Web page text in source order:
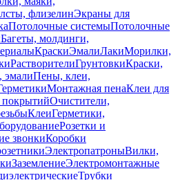
флизелинЭкраны для
Потолочные системыПотолочные
Багеты, молдинги,
КраскиЭмалиЛакиМорилки,
РастворителиГрунтовкиКраски,
эмалиПены, клеи,
Монтажная пенаКлеи для
Очистители,
КлеиГерметики,
Розетки и
звонкиКоробки
ЭлектропатроныВилки,
ЗаземлениеЭлектромонтажные
Трубки